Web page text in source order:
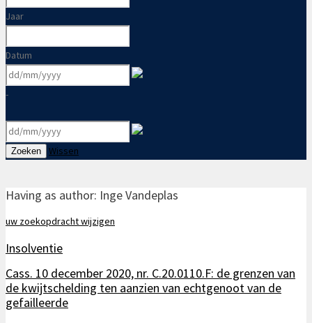
Jaar
Datum
-
Zoeken Wissen
Having as author: Inge Vandeplas
uw zoekopdracht wijzigen
Insolventie
Cass. 10 december 2020, nr. C.20.0110.F: de grenzen van
de kwijtschelding ten aanzien van echtgenoot van de
gefailleerde